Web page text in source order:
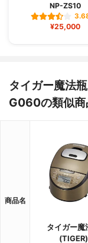
NP-ZS10
¥25,000
タイガー魔法
G060の類似商
商品名
タイガー魔
(TIGER)